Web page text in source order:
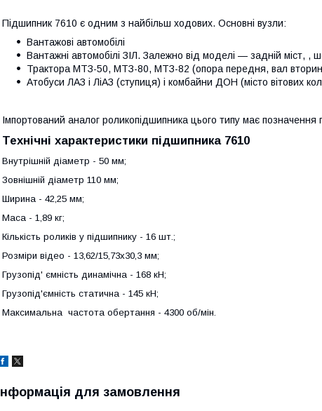
Підшипник 7610 є одним з найбільш ходових. Основні вузли:
Вантажові автомобілі
Вантажні автомобілі ЗІЛ. Залежно від моделі — задній міст, ,
Трактора МТЗ-50, МТЗ-80, МТЗ-82 (опора передня, вал
Атобуси ЛАЗ і ЛіАЗ (ступиця) і комбайни ДОН (місто вітових
Імпортований аналог роликопідшипника цього типу має позначення
Технічні характеристики підшипника 7610
Внутрішній діаметр - 50 мм;
Зовнішній діаметр 110 мм;
Ширина - 42,25 мм;
Маса - 1,89 кг;
Кількість роликів у підшипнику - 16 шт.;
Розміри відео - 13,62/15,73х30,3 мм;
Грузопід' ємність динамічна - 168 кН;
Грузопід'ємність статична - 145 кН;
Максимальна частота обертання - 4300 об/мін.
Інформація для замовлення